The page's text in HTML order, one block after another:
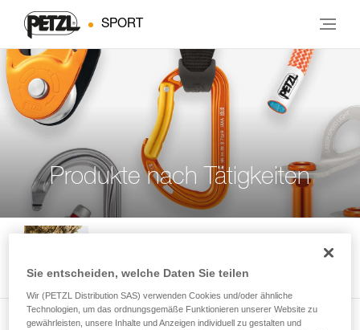
SPORT
Produkte nach Tätigkeiten
Sie entscheiden, welche Daten Sie teilen
Wir (PETZL Distribution SAS) verwenden Cookies und/oder ähnliche
Technologien, um das ordnungsgemäße Funktionieren unserer Website zu
gewährleisten, unsere Inhalte und Anzeigen individuell zu gestalten und